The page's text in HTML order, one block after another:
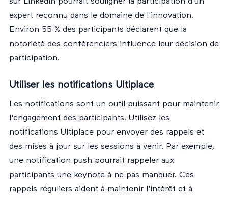
expert reconnu dans le domaine de l'innovation.
Environ 55 % des participants déclarent que la
notoriété des conférenciers influence leur décision de
participation.
Utiliser les notifications Ultiplace
Les notifications sont un outil puissant pour maintenir
l'engagement des participants. Utilisez les
notifications Ultiplace pour envoyer des rappels et
des mises à jour sur les sessions à venir. Par exemple,
une notification push pourrait rappeler aux
participants une keynote à ne pas manquer. Ces
rappels réguliers aident à maintenir l'intérêt et à